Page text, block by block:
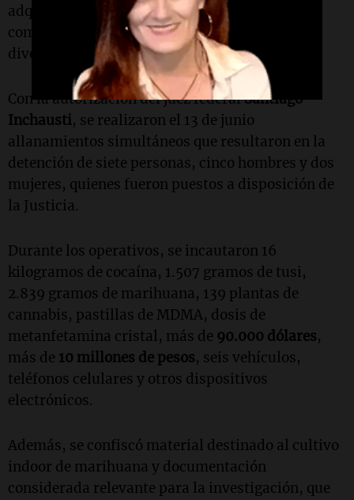
adquisición, transporte, acopio, distribución y
comercialización de cocaína y marihuana en
diversas zonas de la ciudad balnearia.
Con la autorización del juez federalSantiago
Inchausti, se realizaron el 13 de junio
allanamientos simultáneos que resultaron en la
detención de siete personas, cinco hombres y dos
mujeres, quienes fueron puestos a disposición de
la Justicia.
Durante los operativos, se incautaron 16
kilogramos de cocaína, 1.507 gramos de tusi,
2.839 gramos de marihuana, 139 plantas de
cannabis, pastillas de MDMA, dosis de
metanfetamina cristal, más de 90.000 dólares,
más de 10 millones de pesos, seis vehículos,
teléfonos celulares y otros dispositivos
electrónicos.
Además, se confiscó material destinado al cultivo
indoor de marihuana y documentación
considerada relevante para la investigación, que